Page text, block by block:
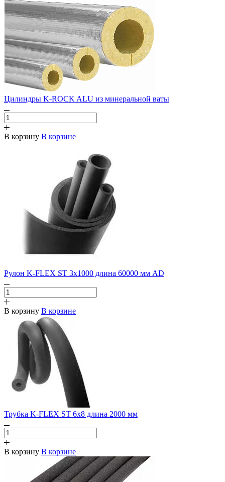
Цилиндры K-ROCK ALU из минеральной ваты
В корзину В корзине
Рулон K-FLEX ST 3х1000 длина 60000 мм AD
В корзину В корзине
Трубка K-FLEX ST 6х8 длина 2000 мм
В корзину В корзине